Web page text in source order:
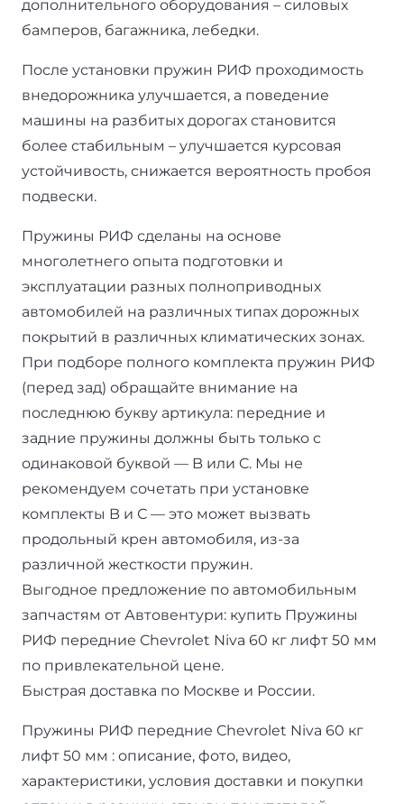
дополнительного оборудования – силовых
бамперов, багажника, лебедки.
После установки пружин РИФ проходимость
внедорожника улучшается, а поведение
машины на разбитых дорогах становится
более стабильным – улучшается курсовая
устойчивость, снижается вероятность пробоя
подвески.
Пружины РИФ сделаны на основе
многолетнего опыта подготовки и
эксплуатации разных полноприводных
автомобилей на различных типах дорожных
покрытий в различных климатических зонах.
При подборе полного комплекта пружин РИФ
(перед зад) обращайте внимание на
последнюю букву артикула: передние и
задние пружины должны быть только с
одинаковой буквой — B или C. Мы не
рекомендуем сочетать при установке
комплекты B и С — это может вызвать
продольный крен автомобиля, из-за
различной жесткости пружин.
Выгодное предложение по автомобильным
запчастям от Автовентури: купить Пружины
РИФ передние Chevrolet Niva 60 кг лифт 50 мм
по привлекательной цене.
Быстрая доставка по Москве и России.
Пружины РИФ передние Chevrolet Niva 60 кг
лифт 50 мм : описание, фото, видео,
характеристики, условия доставки и покупки